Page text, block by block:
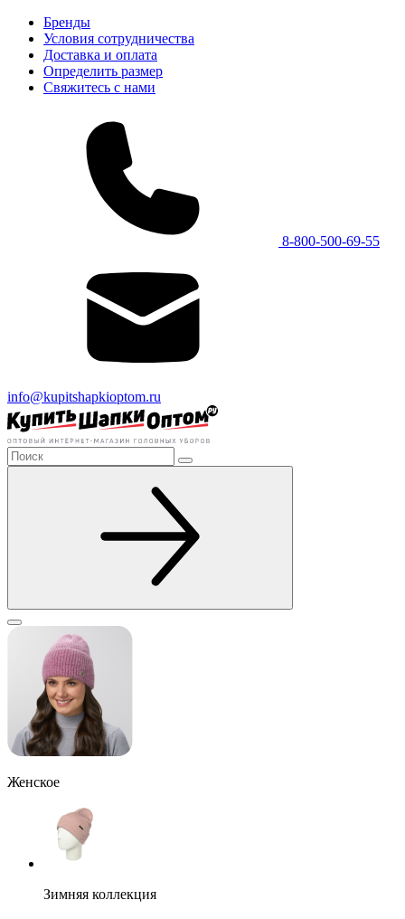
Бренды
Условия сотрудничества
Доставка и оплата
Определить размер
Свяжитесь с нами
8-800-500-69-55
info@kupitshapkioptom.ru
Женское
Зимняя коллекция